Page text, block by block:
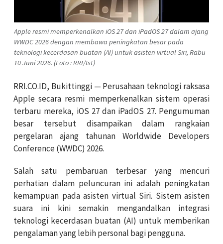
Apple resmi memperkenalkan iOS 27 dan iPadOS 27 dalam ajang
WWDC 2026 dengan membawa peningkatan besar pada
teknologi kecerdasan buatan (AI) untuk asisten virtual Siri, Rabu
10 Juni 2026. (Foto : RRI/Ist)
RRI.CO.ID, Bukittinggi — Perusahaan teknologi raksasa
Apple secara resmi memperkenalkan sistem operasi
terbaru mereka, iOS 27 dan iPadOS 27. Pengumuman
besar tersebut disampaikan dalam rangkaian
pergelaran ajang tahunan Worldwide Developers
Conference (WWDC) 2026.
Salah satu pembaruan terbesar yang mencuri
perhatian dalam peluncuran ini adalah peningkatan
kemampuan pada asisten virtual Siri. Sistem asisten
suara ini kini semakin mengandalkan integrasi
teknologi kecerdasan buatan (AI) untuk memberikan
pengalaman yang lebih personal bagi pengguna.